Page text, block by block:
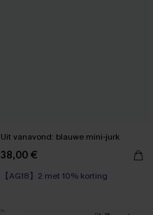
Uit vanavond: blauwe mini-jurk
38,00 €
【AG18】2 met 10% korting